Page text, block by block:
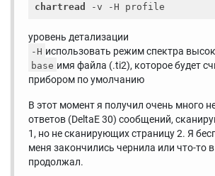
chartread
уровень детализации
-H использовать режим спектра
base имя файла (.ti2), которое будет
прибором по умолчанию
В этот момент я получил очень много
ответов (DeltaE 30) сообщений,
1, но не сканирующих страницу 2. Я
меня закончились чернила или что-то
продолжал.